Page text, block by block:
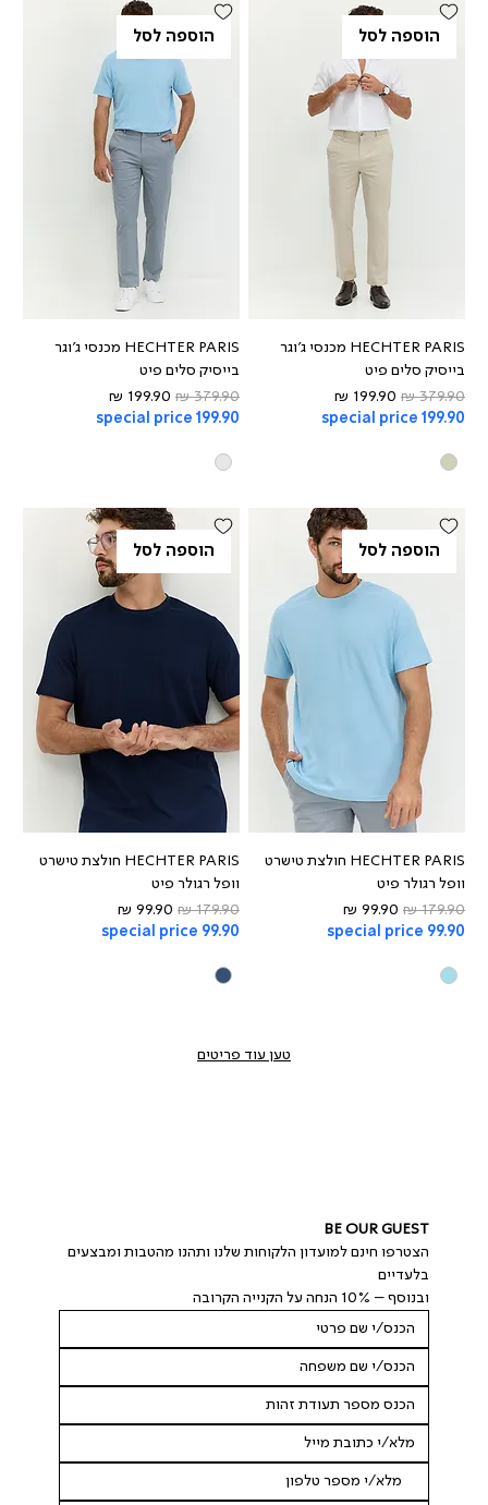
הוספה לסל
HECHTER PARIS מכנסי ג'וגר
בייסיק סלים פיט
מחיר רגיל
מחיר מבצע
special price 199.90
הוספה לסל
HECHTER PARIS מכנסי ג'וגר
בייסיק סלים פיט
מחיר רגיל
מחיר מבצע
special price 199.90
הוספה לסל
HECHTER PARIS חולצת טישרט
וופל רגולר פיט
מחיר רגיל
מחיר מבצע
special price 99.90
הוספה לסל
HECHTER PARIS חולצת טישרט
וופל רגולר פיט
מחיר רגיל
מחיר מבצע
special price 99.90
טען עוד פריטים
BE OUR GUEST
הצטרפו חינם למועדון הלקוחות שלנו ותהנו מהטבות ומבצעים
בלעדיים
ובנוסף – 10% הנחה על הקנייה הקרובה